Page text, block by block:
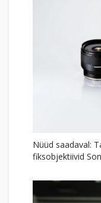
Nüüd saadaval:
fiksobjektiivid